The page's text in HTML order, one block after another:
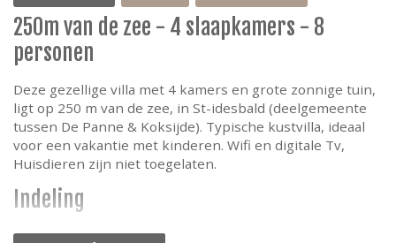
250m van de zee - 4 slaapkamers - 8
personen
Deze gezellige villa met 4 kamers en grote zonnige tuin,
ligt op 250 m van de zee, in St-idesbald (deelgemeente
tussen De Panne & Koksijde). Typische kustvilla, ideaal
voor een vakantie met kinderen. Wifi en digitale Tv,
Huisdieren zijn niet toegelaten.
Indeling
De villa heeft een inkomhal met apart toilet,